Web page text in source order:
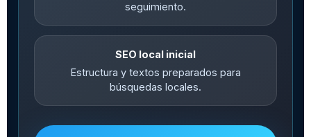
seguimiento.
SEO local inicial
Estructura y textos preparados para
búsquedas locales.